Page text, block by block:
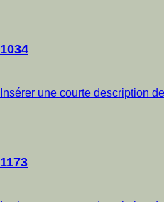
1034
Insérer une courte description
1173